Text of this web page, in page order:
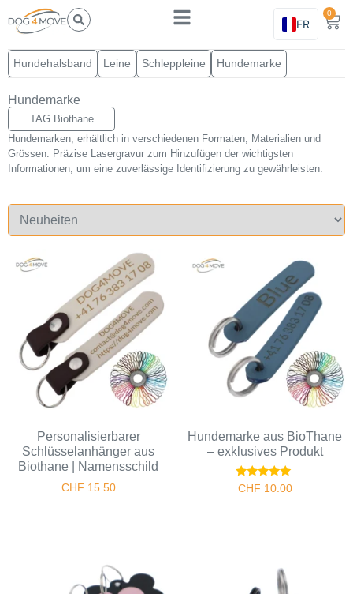
FR
0
Hundehalsband Leine Schleppleine Hundemarke
Hundemarke
TAG Biothane
Hundemarken, erhältlich in verschiedenen Formaten, Materialien und
Grössen. Präzise Lasergravur zum Hinzufügen der wichtigsten
Informationen, um eine zuverlässige Identifizierung zu gewährleisten.
Personalisierbarer
Schlüsselanhänger aus
Biothane | Namensschild
CHF 15.50
Hundemarke aus BioThane
– exklusives Produkt
Bewertet
CHF 10.00